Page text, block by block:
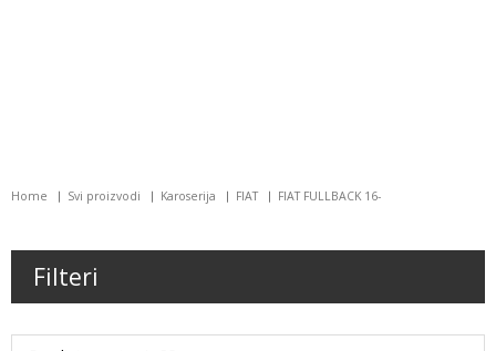
Home Svi proizvodi Karoserija FIAT FIAT FULLBACK 16-
Filteri